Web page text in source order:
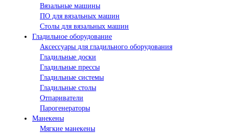
Вязальные машины
ПО для вязальных машин
Столы для вязальных машин
Гладильное оборудование
Аксессуары для гладильного оборудования
Гладильные доски
Гладильные прессы
Гладильные системы
Гладильные столы
Отпариватели
Парогенераторы
Манекены
Мягкие манекены